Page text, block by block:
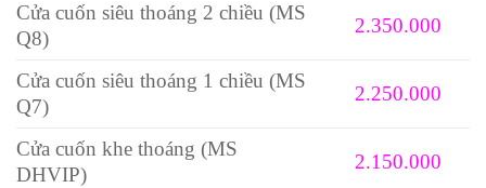
Cửa cuốn siêu thoáng 2 chiều (MS
Q8)
2.350.000
Cửa cuốn siêu thoáng 1 chiều (MS
Q7)
2.250.000
Cửa cuốn khe thoáng (MS
DHVIP)
2.150.000